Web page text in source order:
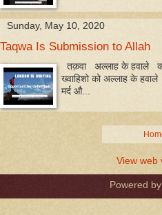
Sunday, May 10, 2020
Taqwa Is Submission to Allah
तक़वा अल्लाह के हवाले
ख्वाहिशो को अल्लाह के
मर्द औ...
View web
Powered by